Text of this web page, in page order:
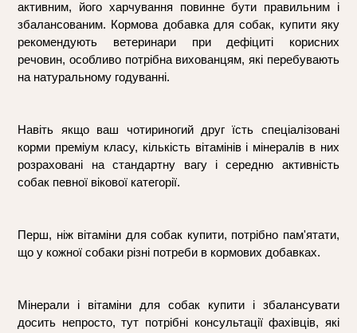
активним, його харчування повинне бути правильним і
збалансованим. Кормова добавка для собак, купити яку
рекомендують ветеринари при дефіциті корисних
речовин, особливо потрібна вихованцям, які перебувають
на натуральному годуванні.
Навіть якщо ваш чотириногий друг їсть спеціалізовані
корми преміум класу, кількість вітамінів і мінералів в них
розраховані на стандартну вагу і середню активність
собак певної вікової категорії.
Перш, ніж вітаміни для собак купити, потрібно пам'ятати,
що у кожної собаки різні потреби в кормових добавках.
Мінерали і вітаміни для собак купити і збалансувати
досить непросто, тут потрібні консультації фахівців, які